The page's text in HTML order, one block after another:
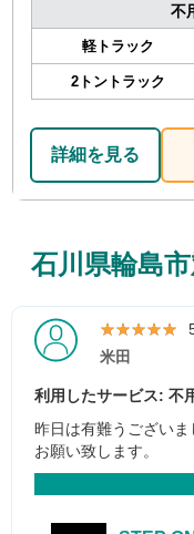
不
軽トラック
2トントラック
詳細を見る
石川県輪島
★★★★★
★★★★★
米田
利用したサービス: 不
昨日は有難うございま
お願い致します。